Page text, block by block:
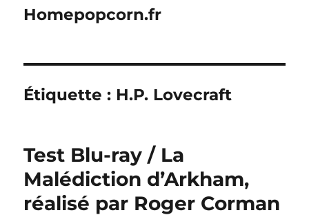
Homepopcorn.fr
Étiquette : H.P. Lovecraft
Test Blu-ray / La
Malédiction d’Arkham,
réalisé par Roger Corman